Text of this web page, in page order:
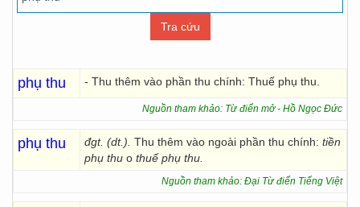
phụ thu - Thu thêm vào phần thu chính: Thuế phụ thu.
Nguồn tham khảo: Từ điển mở - Hồ Ngọc Đức
phụ thu đgt. (dt.). Thu thêm vào ngoài phần thu chính: tiền
phụ thu o thuế phụ thu.
Nguồn tham khảo: Đại Từ điển Tiếng Việt